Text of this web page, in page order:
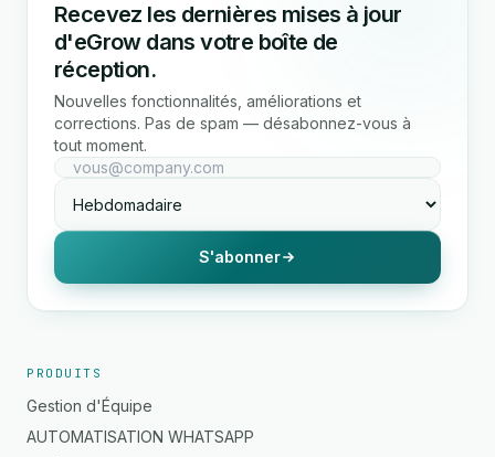
Recevez les dernières mises à jour
d'eGrow dans votre boîte de
réception.
Nouvelles fonctionnalités, améliorations et
corrections. Pas de spam — désabonnez-vous à
tout moment.
S'abonner
PRODUITS
Gestion d'Équipe
AUTOMATISATION WHATSAPP